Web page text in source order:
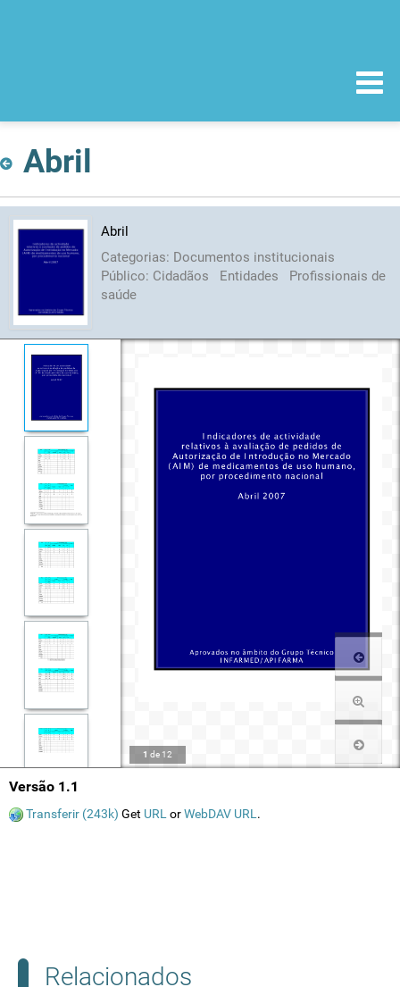
Abril
Abril
Categorias: Documentos institucionais
Público: Cidadãos Entidades
Profissionais de
saúde
1 de 12
Versão 1.1
Transferir (243k) Get URL orWebDAV URL .
Relacionados